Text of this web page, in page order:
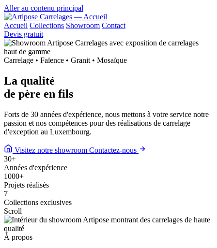
Aller au contenu principal
Accueil Collections Showroom Contact
Devis gratuit
Carrelage • Faïence • Granit • Mosaïque
La qualité
de père en fils
Forts de 30 années d'expérience, nous mettons à votre service notre
passion et nos compétences pour des réalisations de carrelage
d'exception au Luxembourg.
Visitez notre showroom Contactez-nous
30+
Années d'expérience
1000+
Projets réalisés
7
Collections exclusives
Scroll
À propos